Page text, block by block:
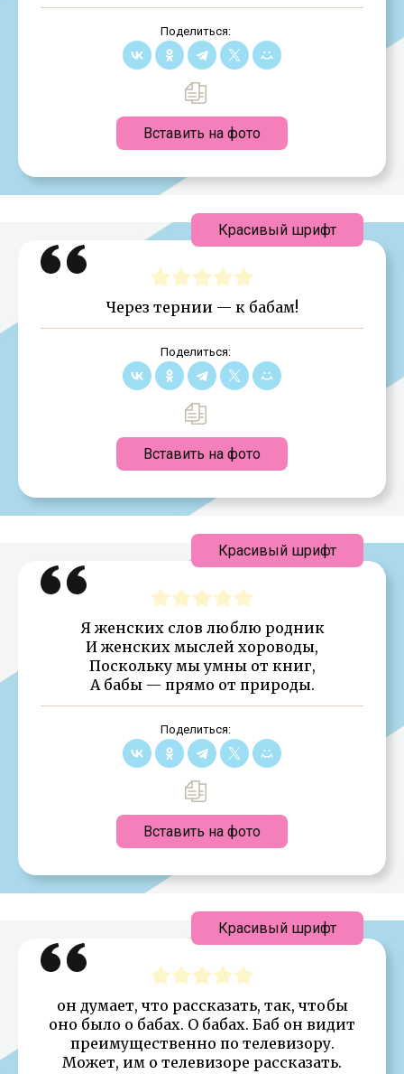
Поделиться:
Вставить на фото
Через тернии — к бабам!
Поделиться:
Вставить на фото
Красивый шрифт
Я женских слов люблю родник
И женских мыслей хороводы,
Поскольку мы умны от книг,
А бабы — прямо от природы.
Поделиться:
Вставить на фото
Красивый шрифт
он думает, что рассказать, так, чтобы
оно было о бабах. О бабах. Баб он видит
преимущественно по телевизору.
Может, им о телевизоре рассказать.
Красивый шрифт